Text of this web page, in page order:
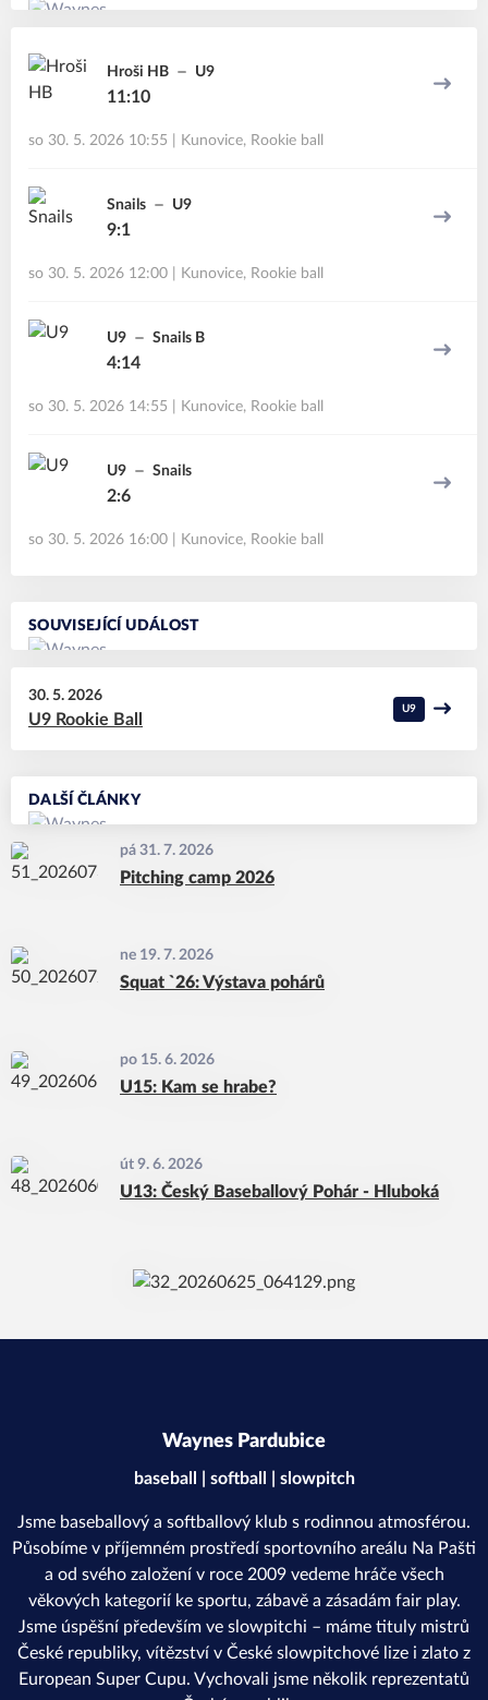
Hroši HB U9
11:10
so 30. 5. 2026 10:55 Kunovice, Rookie ball
Snails U9
9:1
so 30. 5. 2026 12:00 Kunovice, Rookie ball
U9 Snails B
4:14
so 30. 5. 2026 14:55 Kunovice, Rookie ball
U9 Snails
2:6
so 30. 5. 2026 16:00 Kunovice, Rookie ball
SOUVISEJÍCÍ UDÁLOST
30. 5. 2026
U9 Rookie Ball
U9
DALŠÍ ČLÁNKY
pá 31. 7. 2026
Pitching camp 2026
ne 19. 7. 2026
Squat `26: Výstava pohárů
po 15. 6. 2026
U15: Kam se hrabe?
út 9. 6. 2026
U13: Český Baseballový Pohár - Hluboká
Waynes Pardubice
baseball | softball | slowpitch
Jsme baseballový a softballový klub s rodinnou atmosférou.
Působíme v příjemném prostředí sportovního areálu Na Pašti
a od svého založení v roce 2009 vedeme hráče všech
věkových kategorií ke sportu, zábavě a zásadám fair play.
Jsme úspěšní především ve slowpitchi – máme tituly mistrů
České republiky, vítězství v České slowpitchové lize i zlato z
European Super Cupu. Vychovali jsme několik reprezentatů